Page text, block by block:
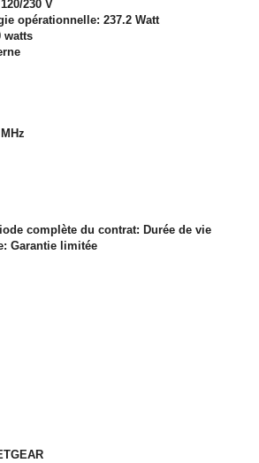
230 V
opérationnelle: 237.2 Watt
watts
complète du contrat: Durée de vie
Garantie limitée